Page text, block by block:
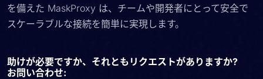
を備えた MaskProxy は、チームや開発者にとって安全で
スケーラブルな接続を簡単に実現します。
助けが必要ですか、それともリクエストがありますか?
お問い合わせ: